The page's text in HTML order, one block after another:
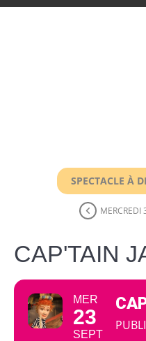
SPECTACLE À
MERCREDI
CAP'TAIN
MER
23
SEPT